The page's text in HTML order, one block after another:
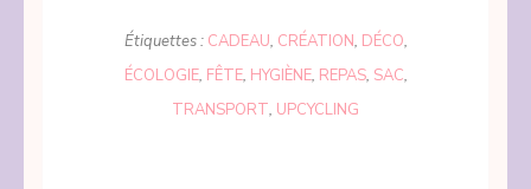
Étiquettes : CADEAU, CRÉATION, DÉCO,
ÉCOLOGIE, FÊTE, HYGIÈNE, REPAS, SAC,
TRANSPORT, UPCYCLING